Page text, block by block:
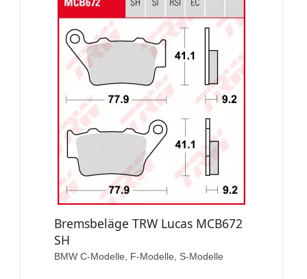
Bremsbeläge TRW Lucas MCB672
SH
BMW C-Modelle, F-Modelle, S-Modelle